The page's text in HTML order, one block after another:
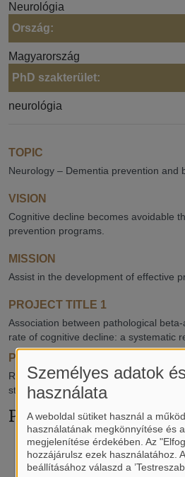
Neurológia
Ország:
Magyarország
PhD szakterület:
neurológia
TOPIC
Neurology – Dementia prevention and
VISION
Cognitive decline becomes avoidable
prevention programs.
MISSION
Assist in the development of effective
PROJECT TITLE 1
Association between pathological
rate of cognitive decline: a systematic
PROJECT TITLE 2
Role of modifiable dementia risk
status: registry analysis.
Publications
Risk of conversion to mild
entia among subjects with
Személyes adatok
használata
A weboldal sütiket használ a
használatának megkönnyítése és
megjelenítése érdekében. Az
hozzájárulsz ezek használatához.
beállításához válaszd a